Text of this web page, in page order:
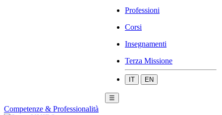
Professioni
Corsi
Insegnamenti
Terza Missione
IT EN
☰
Competenze & Professionalità